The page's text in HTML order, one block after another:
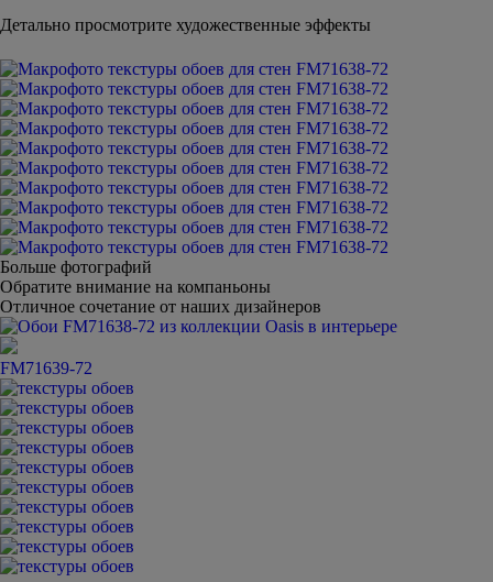
Детально просмотрите художественные эффекты
Больше фотографий
Обратите внимание на компаньоны
Отличное сочетание от наших дизайнеров
FM71639-72